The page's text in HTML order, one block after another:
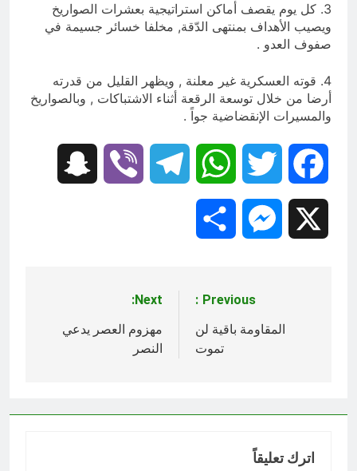
3. كل يوم يقصف أماكن استراتيجية بعشرات الصواريخ
ويصيب الأهداف بمنتهى الدّقة, مخلفا خسائر جسيمة في
صفوف العدو .
4. قوته العسكرية غير معلنة , ويظهر القليل من قدرته
أرضا من خلال توسعة الرقعة أثناء الاشتباكات , وبالصواريخ
و‏المسيرات الإنقضاضية جواً .
Facebook
Twitter
WhatsApp
Telegram
Viber
Messenger
المقالات
Previous:
المقاومة باقية لن
تموت
Next:
مهزوم العصر يدعي
النصر
اترك تعليقاً